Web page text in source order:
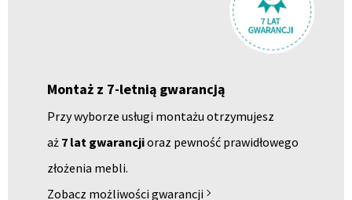
Montaż z 7-letnią gwarancją
Przy wyborze usługi montażu otrzymujesz
aż 7 lat gwarancjioraz pewność prawidłowego
złożenia mebli.
Zobacz możliwości gwarancji